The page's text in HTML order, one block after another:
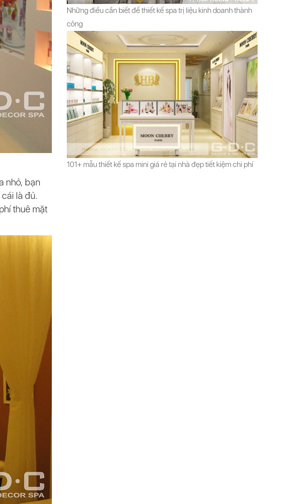
nhỏ, bạn
là đủ.
thuê mặt
Những điều cần biết để thiết kế spa trị liệu kinh doanh thành
công
101+ mẫu thiết kế spa mini giá rẻ tại nhà đẹp tiết kiệm chi phí